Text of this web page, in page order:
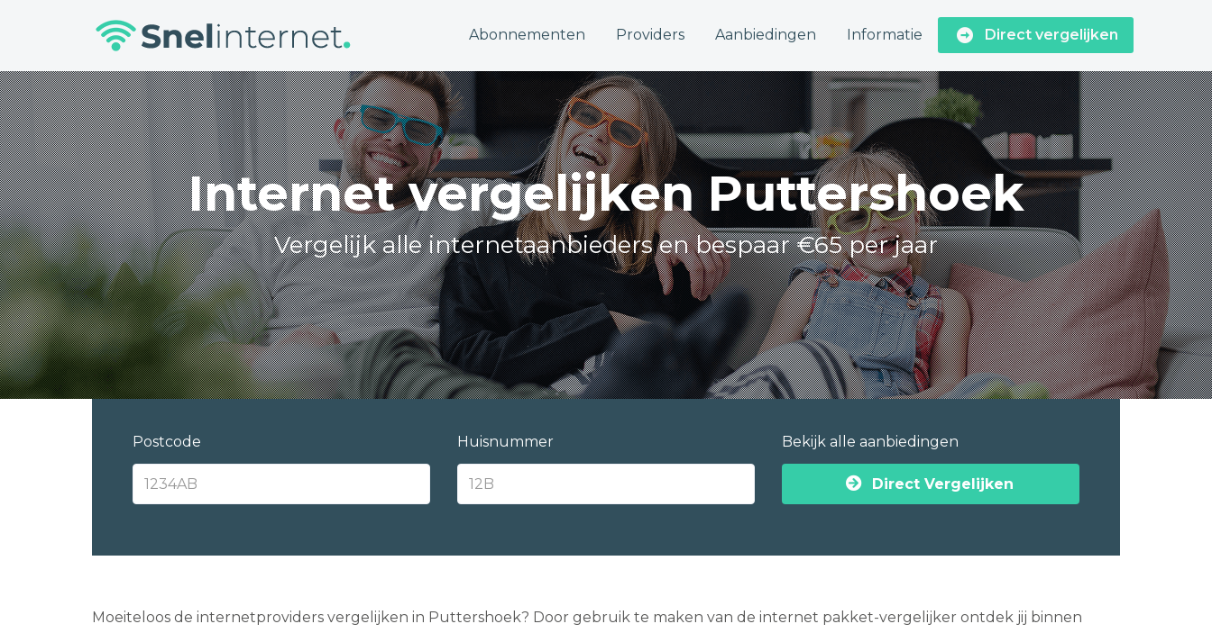
Abonnementen Providers Aanbiedingen Informatie Direct vergelijken
Skip
to
content
Internet vergelijken Puttershoek
Vergelijk alle internetaanbieders en bespaar €65 per jaar
Postcode Huisnummer Bekijk alle aanbiedingen
Direct Vergelijken
Moeiteloos de internetproviders vergelijken in Puttershoek? Door gebruik te maken van de internet pakket-vergelijker ontdek jij binnen